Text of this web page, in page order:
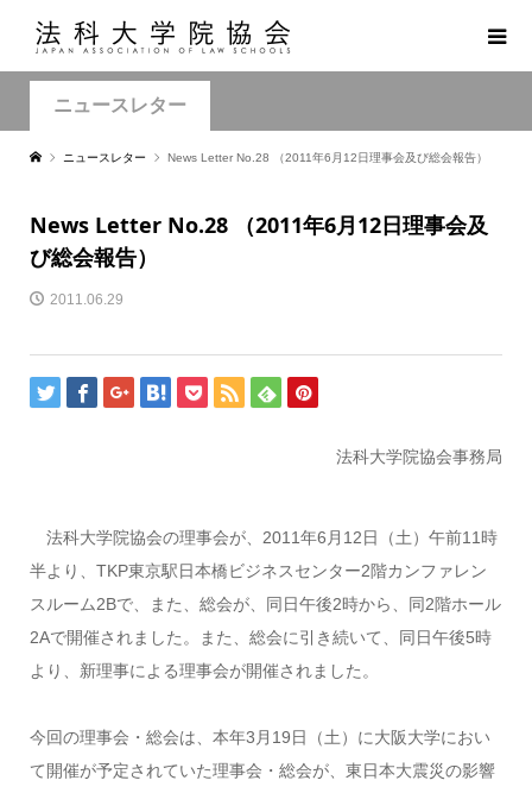
ニュースレター
ニュースレター News Letter No.28 （2011年6月12日理事会及び総会報告）
News Letter No.28 （2011年6月12日理事会及
び総会報告）
2011.06.29
法科大学院協会事務局
法科大学院協会の理事会が、2011年6月12日（土）午前11時
半より、TKP東京駅日本橋ビジネスセンター2階カンファレン
スルーム2Bで、また、総会が、同日午後2時から、同2階ホール
2Aで開催されました。また、総会に引き続いて、同日午後5時
より、新理事による理事会が開催されました。
今回の理事会・総会は、本年3月19日（土）に大阪大学におい
て開催が予定されていた理事会・総会が、東日本大震災の影響